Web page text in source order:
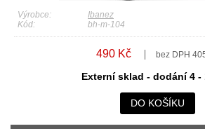
Výrobce:
Ibanez
Kód:
bh-m-104
490 Kč bez DPH
Externí sklad - dodání 4 -
DO KOŠÍKU